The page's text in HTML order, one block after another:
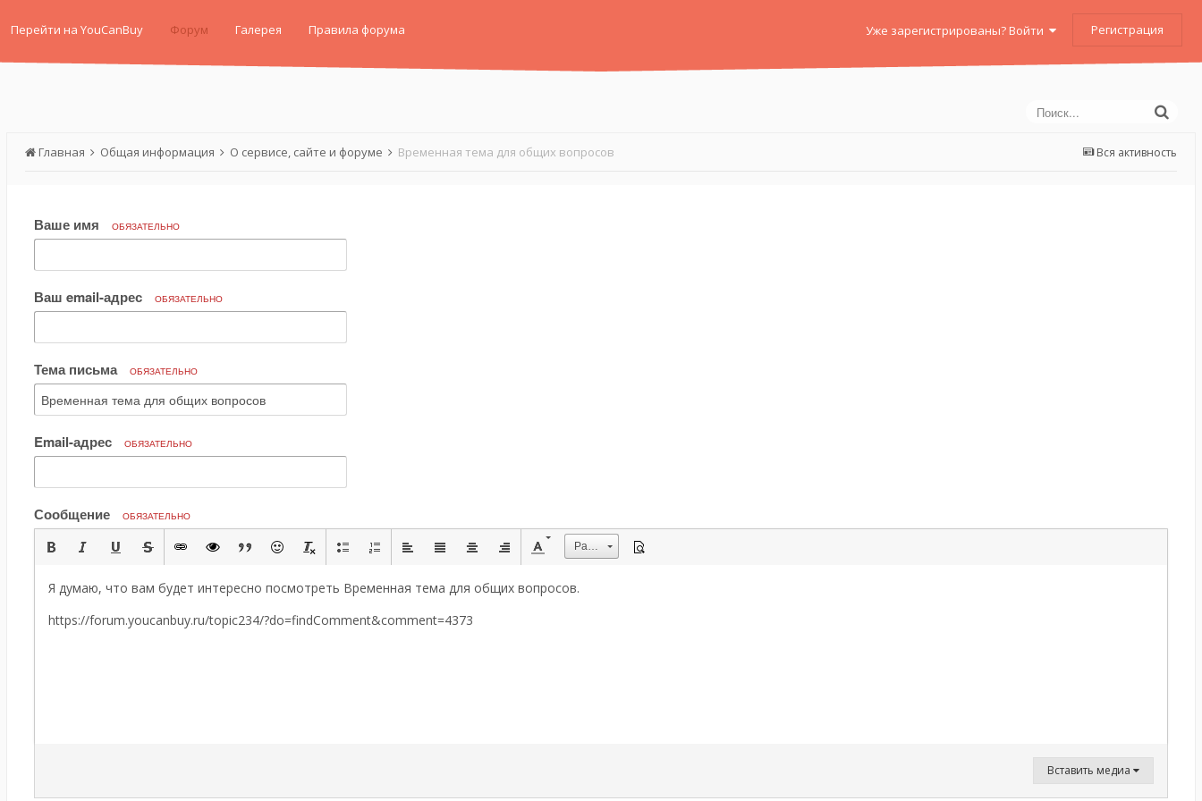
Перейти на YouCanBuy Форум Галерея Правила форума Уже зарегистрированы? Войти Регистрация
Вся активность
Главная Общая информация О сервисе, сайте и форуме Временная тема для общих вопросов
Ваше имя ОБЯЗАТЕЛЬНО
Ваш email-адрес ОБЯЗАТЕЛЬНО
Тема письма ОБЯЗАТЕЛЬНО
Email-адрес ОБЯЗАТЕЛЬНО
Сообщение ОБЯЗАТЕЛЬНО
Размер
Я думаю, что вам будет интересно посмотреть Временная тема для общих вопросов.
https://forum.youcanbuy.ru/topic234/?do=findComment&comment=4373
Вставить медиа